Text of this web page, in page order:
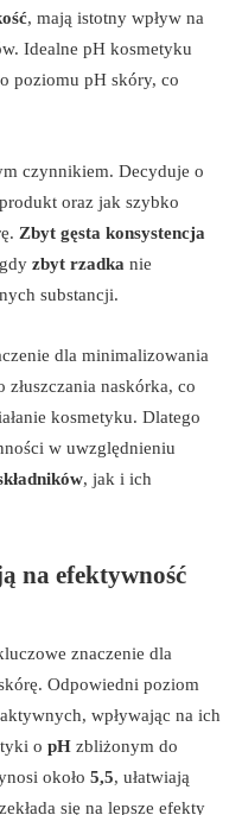
, mają istotny wpływ na
Idealne pH kosmetyku
poziomu pH skóry, co
czynnikiem. Decyduje o
oraz jak szybko
Zbyt gęsta konsystencja
zbyt rzadka nie
substancji.
dla minimalizowania
naskórka, co
kosmetyku. Dlatego
w uwzględnieniu
, jak i ich
na efektywność
znaczenie dla
Odpowiedni poziom
wpływając na ich
o pH zbliżonym do
około 5,5, ułatwiają
się na lepsze efekty